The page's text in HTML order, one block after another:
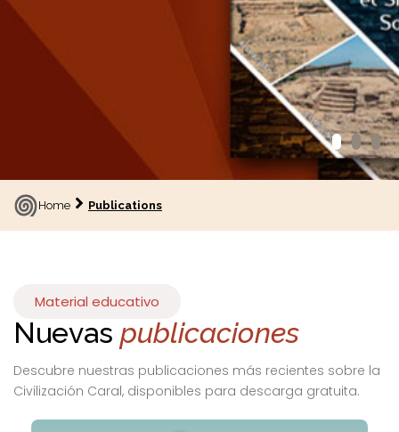
Home Publications
Material educativo
Nuevas publicaciones
Descubre nuestras publicaciones más recientes sobre la
Civilización Caral, disponibles para descarga gratuita.